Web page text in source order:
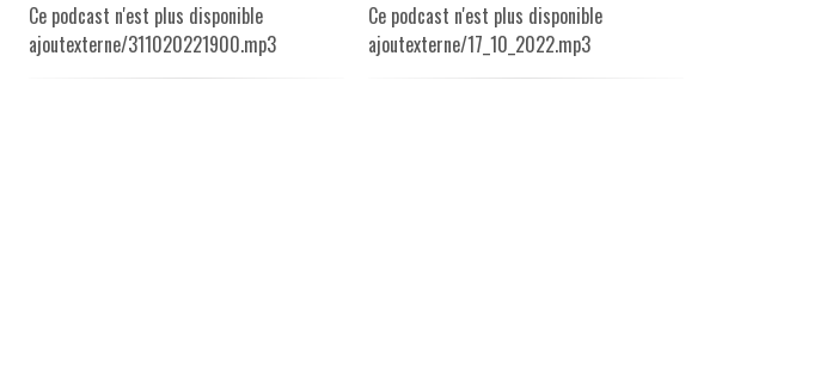
Ce podcast n'est plus disponible
ajoutexterne/311020221900.mp3
Ce podcast n'est plus disponible
ajoutexterne/17_10_2022.mp3